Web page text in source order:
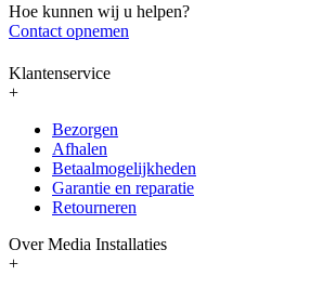
Hoe kunnen wij u helpen?
Contact opnemen
Klantenservice
+
Bezorgen
Afhalen
Betaalmogelijkheden
Garantie en reparatie
Retourneren
Over Media Installaties
+